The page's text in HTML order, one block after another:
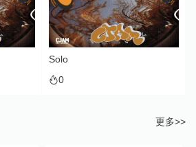
Solo
0
更多>>